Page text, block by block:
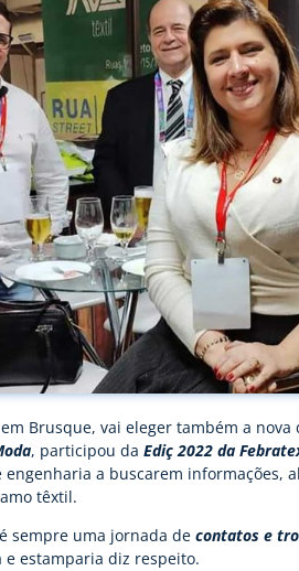
Brusque, vai eleger também a
, participou da Ediç 2022 da
a buscarem informações,
têxtil.
sempre uma jornada de contatos e
estamparia diz respeito.